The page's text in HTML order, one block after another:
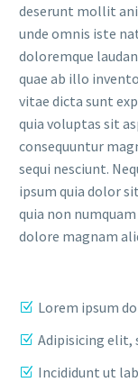
deserunt mollit
unde omnis iste
doloremque
quae ab illo
vitae dicta sunt
quia voluptas sit
consequuntur
sequi nesciunt.
ipsum quia dolor
quia non
dolore magnam
Lorem ipsum
Adipisicing elit,
Incididunt ut